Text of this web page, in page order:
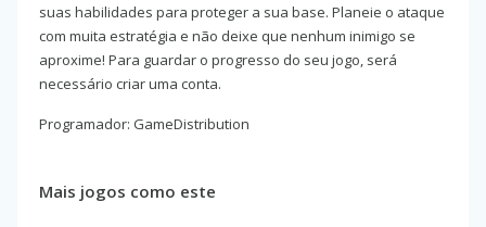
suas habilidades para proteger a sua base. Planeie o ataque
com muita estratégia e não deixe que nenhum inimigo se
aproxime! Para guardar o progresso do seu jogo, será
necessário criar uma conta.
Programador: GameDistribution
Mais jogos como este